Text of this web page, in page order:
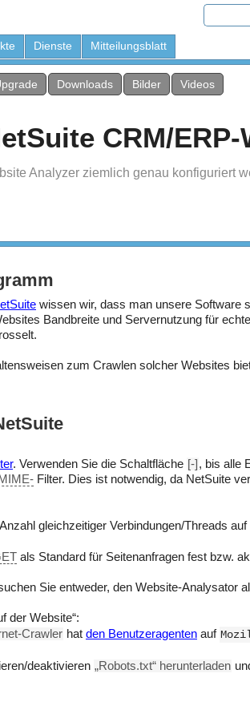
Dienste Mitteilungsblatt
Downloads Bilder Videos
CRM/ERP-
Analyzer ziemlich genau konfiguriert
wissen wir, dass man unsere Software
Bandbreite und Servernutzung für
zum Crawlen solcher Websites
. Verwenden Sie die Schaltfläche [-] , bis alle
MIME- Filter. Dies ist notwendig, da NetSuite
gleichzeitiger Verbindungen/Threads
als Standard für Seitenanfragen fest bzw.
Sie entweder, den Website-Analysator
der Website“:
Crawler hat den Benutzeragenten auf
deaktivieren „Robots.txt“ herunterladen